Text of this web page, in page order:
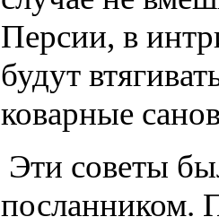
Персии, в
будут
коварные
Эти советы
посланником.